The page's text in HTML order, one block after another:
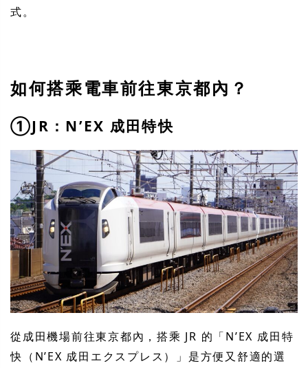
式。
如何搭乘電車前往東京都內？
①JR：N’EX 成田特快
從成田機場前往東京都內，搭乘 JR 的「N’EX 成田特
快（N’EX 成田エクスプレス）」是方便又舒適的選